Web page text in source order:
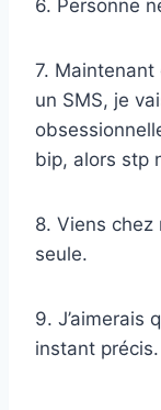
6. Personne
7. Maintenant
un SMS, je
bip, alors stp
8. Viens
seule.
9. J’aimerais
instant précis.